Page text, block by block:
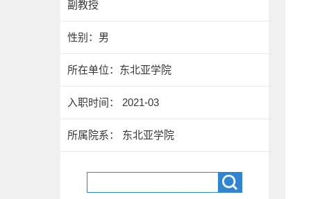
副教授
性别：男
所在单位：东北亚学院
入职时间： 2021-03
所属院系： 东北亚学院